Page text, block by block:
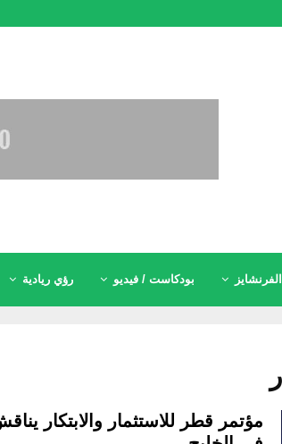
الفرنشايز بودكاست / فيديو رؤي ريادية
مؤتمر قطر للاستثمار والابتكار